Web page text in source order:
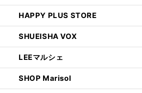
HAPPY PLUS STORE
SHUEISHA VOX
LEEマルシェ
SHOP Marisol